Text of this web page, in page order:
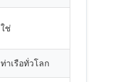
ใช่
ท่าเรือทั่วโลก